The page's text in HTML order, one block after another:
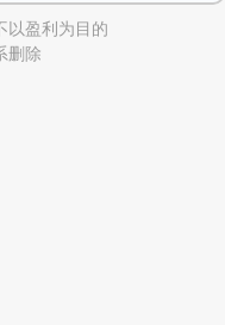
以盈利为目的
删除